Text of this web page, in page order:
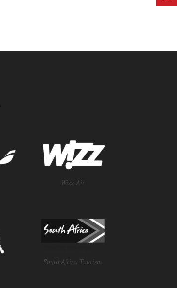
Wizz Air
South Africa Tourism